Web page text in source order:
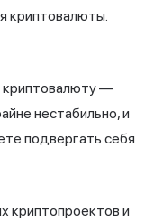
криптовалюты.
криптовалюту —
нестабильно, и
подвергать себя
криптопроектов и